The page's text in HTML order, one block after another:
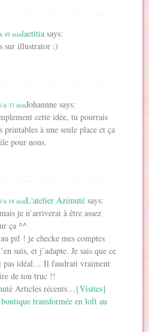
laetitia says:
49 min
sur illustrator :)
Johannne says:
h 33 min
cette idée, tu pourrais
printables à une seule place et ça
pour nous.
L'atelier Azimuté says:
h 18 min
je n’arriverai à être assez
ça ^^
pif ! je checke mes comptes
suis, et j’adapte. Je sais que ce
pas idéal… Il faudrait vraiment
de ton truc !!
Articles récents…{Visites}
transformée en loft au